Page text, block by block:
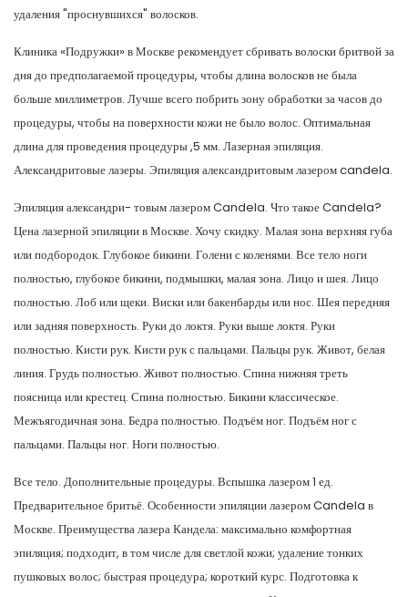
удаления "проснувшихся" волосков.
Клиника «Подружки» в Москве рекомендует сбривать волоски бритвой за
дня до предполагаемой процедуры, чтобы длина волосков не была
больше миллиметров. Лучше всего побрить зону обработки за часов до
процедуры, чтобы на поверхности кожи не было волос. Оптимальная
длина для проведения процедуры ,5 мм. Лазерная эпиляция.
Александритовые лазеры. Эпиляция александритовым лазером candela.
Эпиляция александри- товым лазером Candela. Что такое Candela?
Цена лазерной эпиляции в Москве. Хочу скидку. Малая зона верхняя губа
или подбородок. Глубокое бикини. Голени с коленями. Все тело ноги
полностью, глубокое бикини, подмышки, малая зона. Лицо и шея. Лицо
полностью. Лоб или щеки. Виски или бакенбарды или нос. Шея передняя
или задняя поверхность. Руки до локтя. Руки выше локтя. Руки
полностью. Кисти рук. Кисти рук с пальцами. Пальцы рук. Живот, белая
линия. Грудь полностью. Живот полностью. Спина нижняя треть
поясница или крестец. Спина полностью. Бикини классическое.
Межъягодичная зона. Бедра полностью. Подъём ног. Подъём ног с
пальцами. Пальцы ног. Ноги полностью.
Все тело. Дополнительные процедуры. Вспышка лазером 1 ед.
Предварительное бритьё. Особенности эпиляции лазером Candela в
Москве. Преимущества лазера Кандела: максимально комфортная
эпиляция; подходит, в том числе для светлой кожи; удаление тонких
пушковых волос; быстрая процедура; короткий курс. Подготовка к